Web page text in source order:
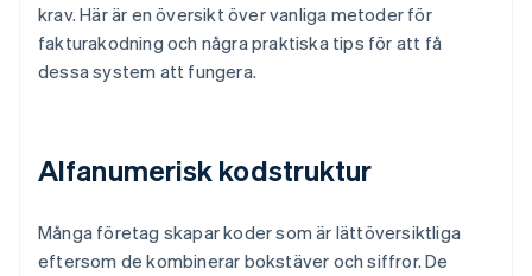
krav. Här är en översikt över vanliga metoder för
fakturakodning och några praktiska tips för att få
dessa system att fungera.
Alfanumerisk kodstruktur
Många företag skapar koder som är lättöversiktliga
eftersom de kombinerar bokstäver och siffror. De